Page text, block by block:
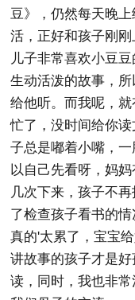
豆》，仍然每天晚
活，正好和孩子刚
儿子非常喜欢小豆
生动活泼的故事，
给他听。而我呢，
忙了，没时间给你
子总是嘟着小嘴，
以自己先看呀，妈
几次下来，孩子不
了检查孩子看书的
真的'太累了，宝宝
讲故事的孩子才是
读，同时，我也非